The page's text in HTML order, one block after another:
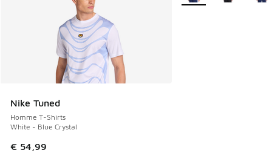
Nike Tuned
Homme T-Shirts
White - Blue Crystal
€ 54,99